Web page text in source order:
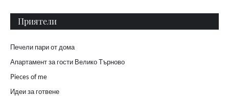
Приятели
Печели пари от дома
Апартамент за гости Велико Търново
Pieces of me
Идеи за готвене